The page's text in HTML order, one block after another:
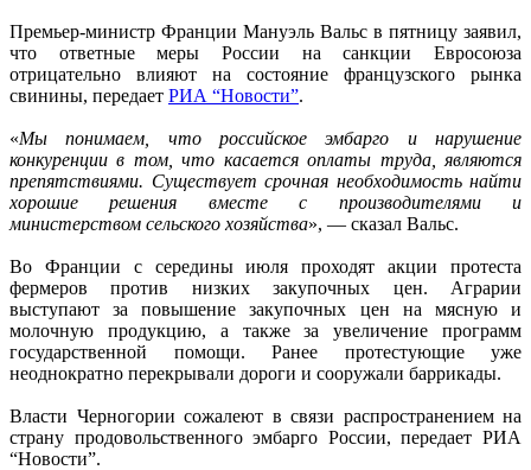
Премьер-министр Франции Мануэль Вальс в пятницу заявил,
что ответные меры России на санкции Евросоюза
отрицательно влияют на состояние французского рынка
свинины, передает РИА “Новости”.
«Мы понимаем, что российское эмбарго и нарушение
конкуренции в том, что касается оплаты труда, являются
препятствиями. Существует срочная необходимость найти
хорошие решения вместе с производителями и
министерством сельского хозяйства», — сказал Вальс.
Во Франции с середины июля проходят акции протеста
фермеров против низких закупочных цен. Аграрии
выступают за повышение закупочных цен на мясную и
молочную продукцию, а также за увеличение программ
государственной помощи. Ранее протестующие уже
неоднократно перекрывали дороги и сооружали баррикады.
Власти Черногории сожалеют в связи распространением на
страну продовольственного эмбарго России, передает РИА
“Новости”.